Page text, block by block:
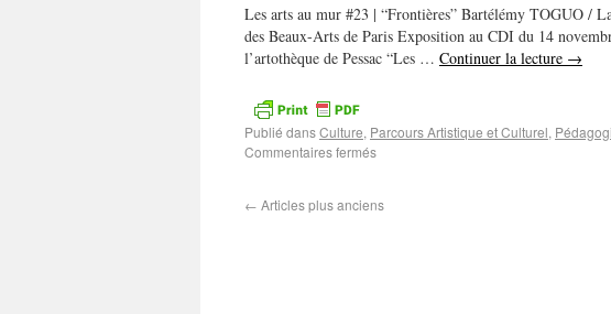
Les arts au mur #23 | “Frontières” Bartélémy TOGUO /
des Beaux-Arts de Paris Exposition au CDI du 14
l’artothèque de Pessac “Les … Continuer la lecture →
Publié dansCulture, Parcours Artistique et Culturel,
Commentaires fermés
← Articles plus anciens